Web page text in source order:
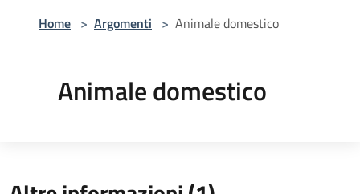
Home > Argomenti > Animale domestico
Animale domestico